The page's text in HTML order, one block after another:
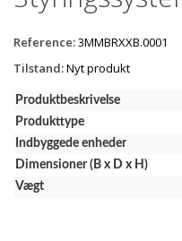
Reference:3MMBRXXB.0001
Tilstand:Nyt produkt
Produktbeskrivelse
Produkttype
Indbyggede enheder
Dimensioner (B x D x H)
Vægt